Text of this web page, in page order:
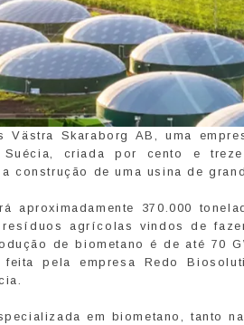
Västra Skaraborg AB, uma
Suécia, criada por cento e
construção de uma usina de
aproximadamente 370.000
agrícolas vindos de
de biometano é de até 70
pela empresa Redo
em biometano, tanto